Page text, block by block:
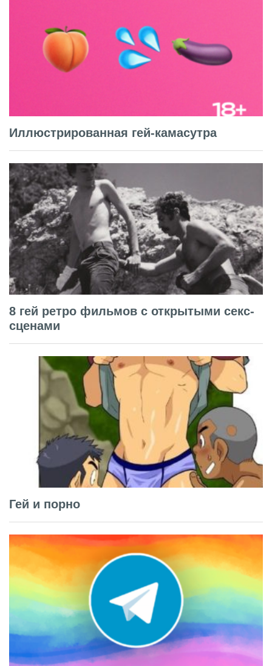
Иллюстрированная гей-камасутра
8 гей ретро фильмов с открытыми секс-
сценами
Гей и порно